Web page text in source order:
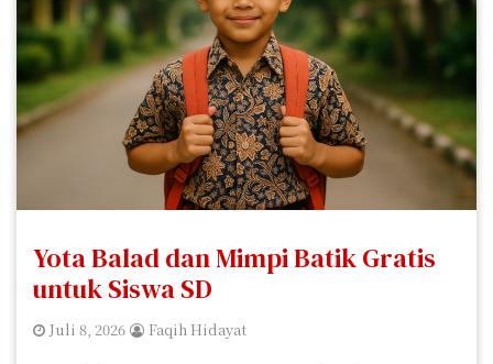
Yota Balad dan Mimpi Batik Gratis
untuk Siswa SD
Juli 8, 2026 Faqih Hidayat